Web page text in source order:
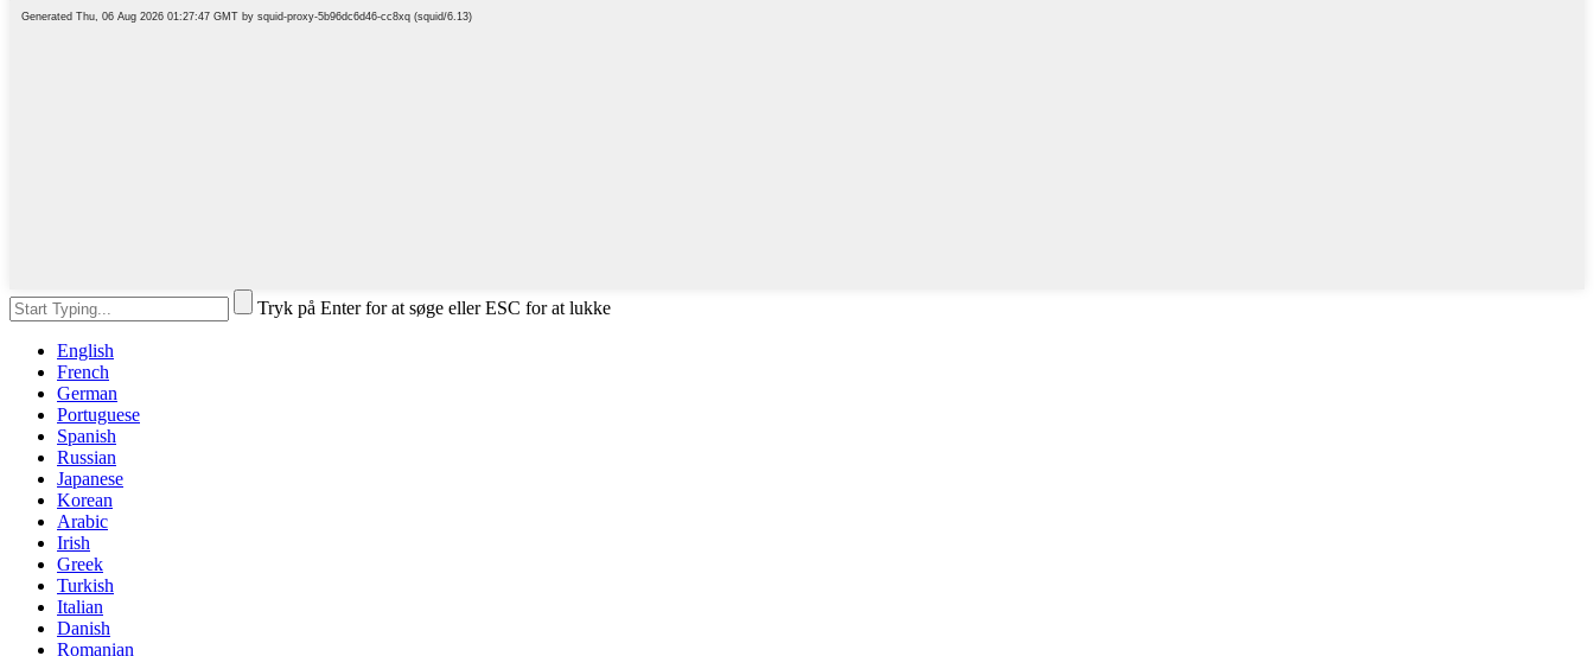
Tryk på Enter for at søge eller ESC for at lukke
English
French
German
Portuguese
Spanish
Russian
Japanese
Korean
Arabic
Irish
Greek
Turkish
Italian
Danish
Romanian